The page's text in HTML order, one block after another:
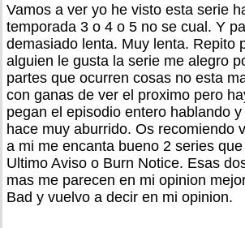
Vamos a ver yo he visto esta serie
temporada 3 o 4 o 5 no se cual. Y
demasiado lenta. Muy lenta. Repito
alguien le gusta la serie me alegro
partes que ocurren cosas no esta
con ganas de ver el proximo pero
pegan el episodio entero hablando
hace muy aburrido. Os recomiendo
a mi me encanta bueno 2 series
Ultimo Aviso o Burn Notice. Esas
mas me parecen en mi opinion
Bad y vuelvo a decir en mi opinion.